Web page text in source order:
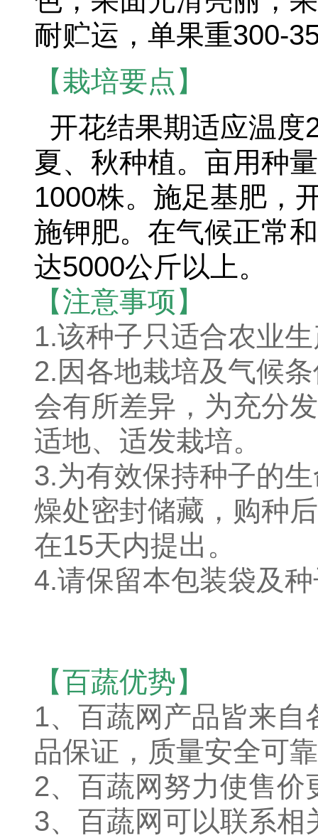
耐贮运，单果重300-
【栽培要点】
开花结果期适应温
夏、秋种植。亩用种
1000株。施足基肥，
施钾肥。在气候正常
达5000公斤以上。
【注意事项】
1.该种子只适合农业
2.因各地栽培及气候
会有所差异，为充分
适地、适发栽培。
3.为有效保持种子的
燥处密封储藏，购种
在15天内提出。
4.请保留本包装袋及
【百蔬优势】
1、 百蔬网产品皆来自
品保证，质量安全可靠
2、百蔬网努力使售
3、百蔬网可以联系